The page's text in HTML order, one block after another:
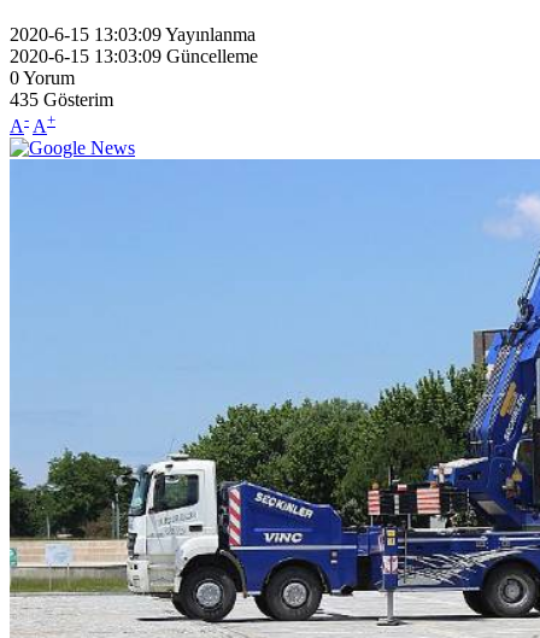
2020-6-15 13:03:09Yayınlanma
2020-6-15 13:03:09 Güncelleme
0Yorum
435 Gösterim
A- A+